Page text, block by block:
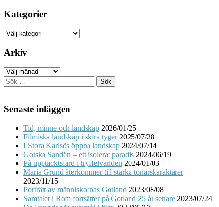
Kategorier
Kategorier
Arkiv
Arkiv
Sök
efter:
Senaste inläggen
Tid, minne och landskap 2026/01/25
Filmiska landskap i skira tyger 2025/07/28
I Stora Karlsös öppna landskap 2024/07/14
Gotska Sandön – ett isolerat paradis 2024/06/19
På upptäcktsfärd i tryffelvärlden 2024/01/03
Maria Grund återkommer till starka tonårskaraktärer
2023/11/15
Porträtt av människornas Gotland 2023/08/08
Samtalet i Rom fortsätter på Gotland 25 år senare 2023/07/24